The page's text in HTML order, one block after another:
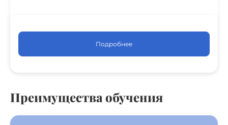
Подробнее
Преимущества обучения